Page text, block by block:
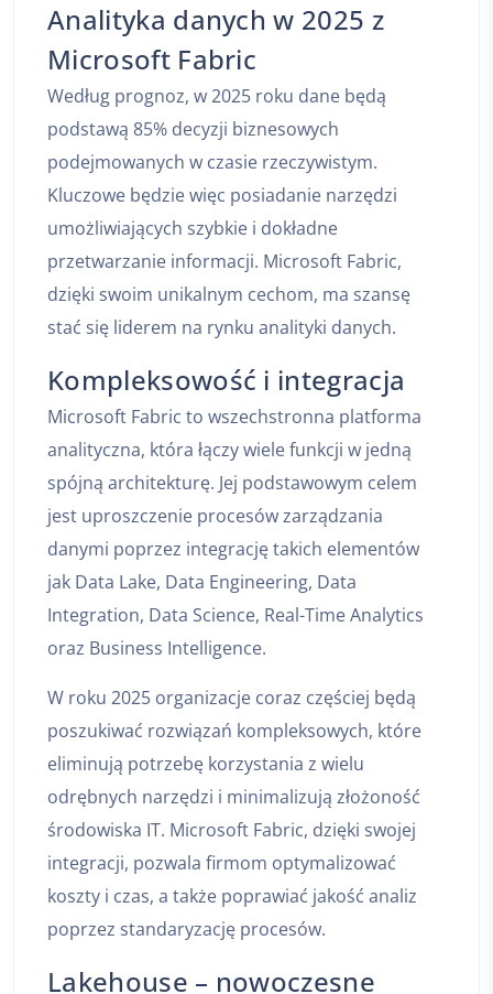
Analityka danych w 2025 z
Microsoft Fabric
Według prognoz, w 2025 roku dane będą
podstawą 85% decyzji biznesowych
podejmowanych w czasie rzeczywistym.
Kluczowe będzie więc posiadanie narzędzi
umożliwiających szybkie i dokładne
przetwarzanie informacji. Microsoft Fabric,
dzięki swoim unikalnym cechom, ma szansę
stać się liderem na rynku analityki danych.
Kompleksowość i integracja
Microsoft Fabric to wszechstronna platforma
analityczna, która łączy wiele funkcji w jedną
spójną architekturę. Jej podstawowym celem
jest uproszczenie procesów zarządzania
danymi poprzez integrację takich elementów
jak Data Lake, Data Engineering, Data
Integration, Data Science, Real-Time Analytics
oraz Business Intelligence.
W roku 2025 organizacje coraz częściej będą
poszukiwać rozwiązań kompleksowych, które
eliminują potrzebę korzystania z wielu
odrębnych narzędzi i minimalizują złożoność
środowiska IT. Microsoft Fabric, dzięki swojej
integracji, pozwala firmom optymalizować
koszty i czas, a także poprawiać jakość analiz
poprzez standaryzację procesów.
Lakehouse – nowoczesne